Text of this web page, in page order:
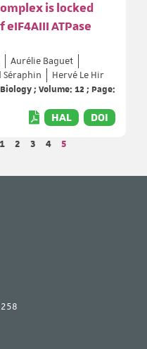
is locked
ATPase
Aurélie Baguet
Hervé Le Hir
; Volume: 12 ; Page:
HAL DOI
Page
1 Page
2 Page
3 Page
4 Page
5